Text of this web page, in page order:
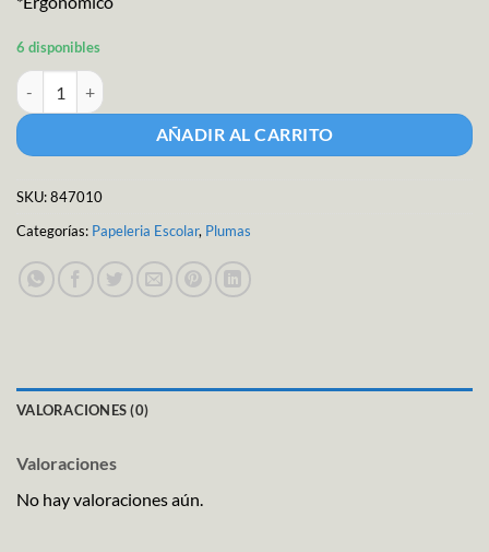
6 disponibles
Boligrafo híbrido con lapicero cantidad
AÑADIR AL CARRITO
SKU:847010
Categorías: Papeleria Escolar, Plumas
VALORACIONES (0)
Valoraciones
No hay valoraciones aún.